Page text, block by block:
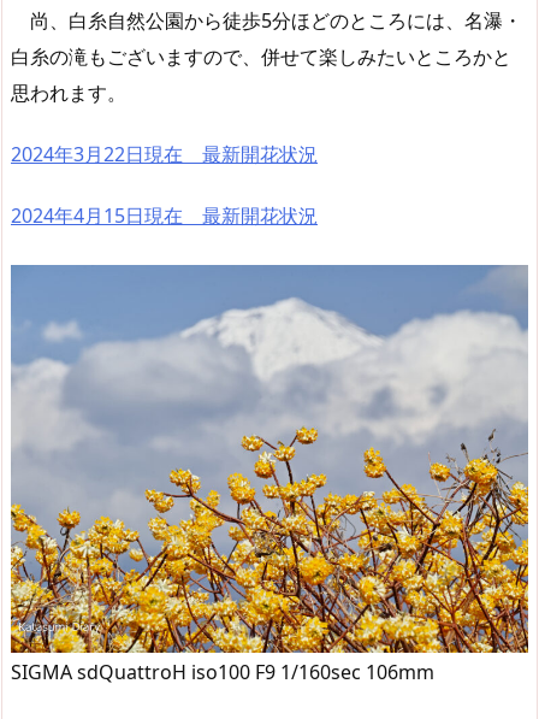
尚、白糸自然公園から徒歩5分ほどのところには、名瀑・
白糸の滝もございますので、併せて楽しみたいところかと
思われます。
2024年3月22日現在 最新開花状況
2024年4月15日現在 最新開花状況
SIGMA sdQuattroH iso100 F9 1/160sec 106mm